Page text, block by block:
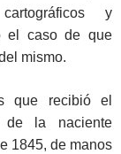
y
el caso de que
mismo.
que recibió el
de la naciente
1845, de manos